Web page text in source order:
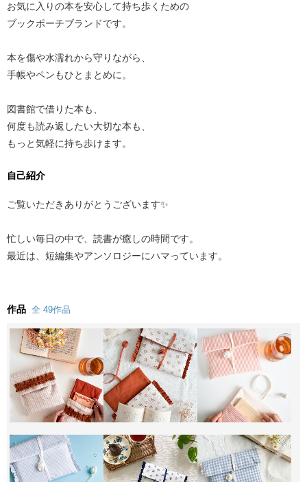
お気に入りの本を安心して持ち歩くための
ブックポーチブランドです。
本を傷や水濡れから守りながら、
手帳やペンもひとまとめに。
図書館で借りた本も、
何度も読み返したい大切な本も、
もっと気軽に持ち歩けます。
自己紹介
ご覧いただきありがとうございます✨
忙しい毎日の中で、読書が癒しの時間です。
最近は、短編集やアンソロジーにハマっています。
作品 全 49作品